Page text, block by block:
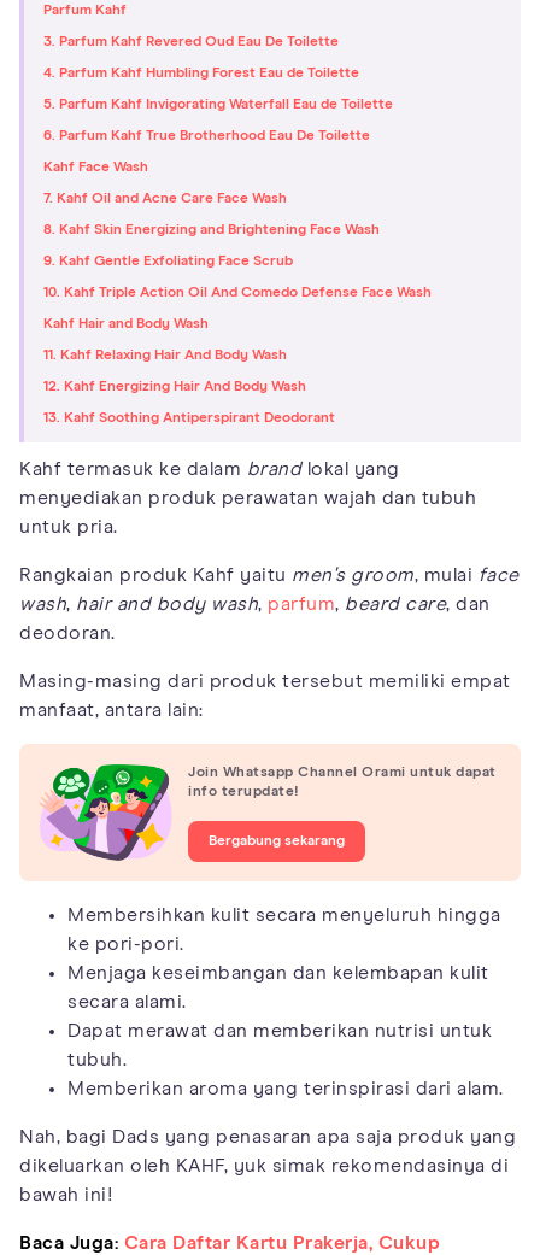
Parfum Kahf
3. Parfum Kahf Revered Oud Eau De Toilette
4. Parfum Kahf Humbling Forest Eau de Toilette
5. Parfum Kahf Invigorating Waterfall Eau de Toilette
6. Parfum Kahf True Brotherhood Eau De Toilette
Kahf Face Wash
7. Kahf Oil and Acne Care Face Wash
8. Kahf Skin Energizing and Brightening Face Wash
9. Kahf Gentle Exfoliating Face Scrub
10. Kahf Triple Action Oil And Comedo Defense Face Wash
Kahf Hair and Body Wash
11. Kahf Relaxing Hair And Body Wash
12. Kahf Energizing Hair And Body Wash
13. Kahf Soothing Antiperspirant Deodorant
Kahf termasuk ke dalam brandlokal yang
menyediakan produk perawatan wajah dan tubuh
untuk pria.
Rangkaian produk Kahf yaitu men's groom, mulai face
wash, hair and body wash, parfum, beard care, dan
deodoran.
Masing-masing dari produk tersebut memiliki empat
manfaat, antara lain:
Join Whatsapp Channel Orami untuk dapat
info terupdate!
Bergabung sekarang
Membersihkan kulit secara menyeluruh hingga
ke pori-pori.
Menjaga keseimbangan dan kelembapan kulit
secara alami.
Dapat merawat dan memberikan nutrisi untuk
tubuh.
Memberikan aroma yang terinspirasi dari alam.
Nah, bagi Dads yang penasaran apa saja produk yang
dikeluarkan oleh KAHF, yuk simak rekomendasinya di
bawah ini!
Baca Juga: Cara Daftar Kartu Prakerja, Cukup